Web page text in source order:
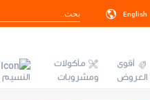
English
أقوى
العروض
مأكولات
ومشروبات
النسيم